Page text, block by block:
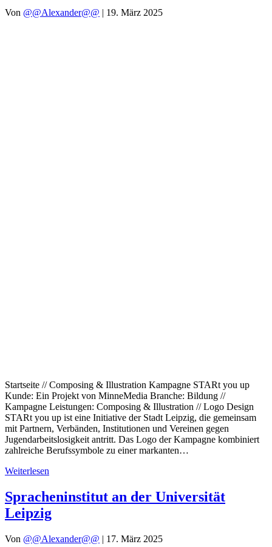
Von @@Alexander@@ | 19. März 2025
Startseite // Composing & Illustration Kampagne STARt you up
Kunde: Ein Projekt von MinneMedia Branche: Bildung //
Kampagne Leistungen: Composing & Illustration // Logo Design
STARt you up ist eine Initiative der Stadt Leipzig, die gemeinsam
mit Partnern, Verbänden, Institutionen und Vereinen gegen
Jugendarbeitslosigkeit antritt. Das Logo der Kampagne kombiniert
zahlreiche Berufssymbole zu einer markanten…
Weiterlesen
Spracheninstitut an der Universität
Leipzig
Von @@Alexander@@ | 17. März 2025